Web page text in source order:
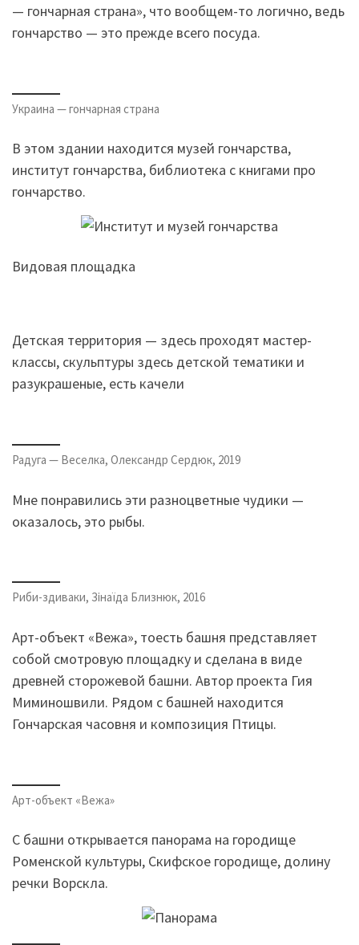
— гончарная страна», что вообщем-то логично, ведь
гончарство — это прежде всего посуда.
Украина — гончарная страна
В этом здании находится музей гончарства,
институт гончарства, библиотека с книгами про
гончарство.
Видовая площадка
Детская территория — здесь проходят мастер-
классы, скульптуры здесь детской тематики и
разукрашеные, есть качели
Радуга — Веселка, Олександр Сердюк, 2019
Мне понравились эти разноцветные чудики —
оказалось, это рыбы.
Риби-здиваки, Зінаїда Близнюк, 2016
Арт-объект «Вежа», тоесть башня представляет
собой смотровую площадку и сделана в виде
древней сторожевой башни. Автор проекта Гия
Миминошвили. Рядом с башней находится
Гончарская часовня и композиция Птицы.
Арт-объект «Вежа»
С башни открывается панорама на городище
Роменской культуры, Скифское городище, долину
речки Ворскла.